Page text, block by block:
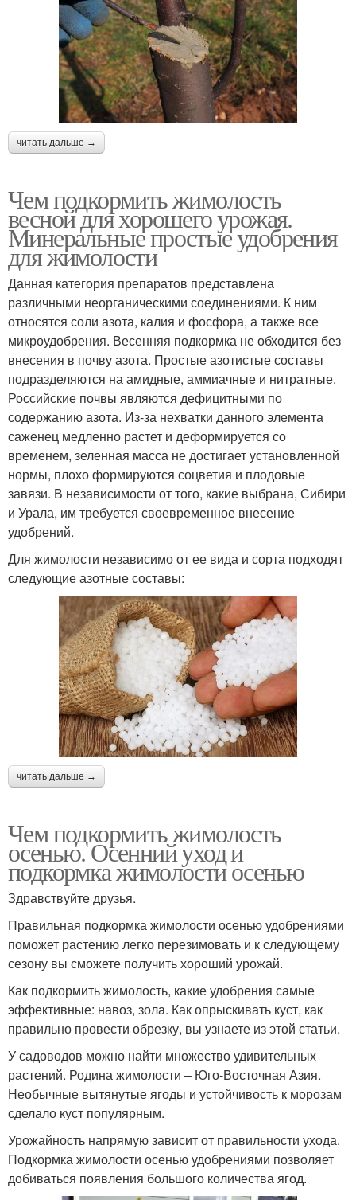
читать дальше →
Чем подкормить жимолость
весной для хорошего урожая.
Минеральные простые удобрения
для жимолости
Данная категория препаратов представлена
различными неорганическими соединениями. К ним
относятся соли азота, калия и фосфора, а также все
микроудобрения. Весенняя подкормка не обходится без
внесения в почву азота. Простые азотистые составы
подразделяются на амидные, аммиачные и нитратные.
Российские почвы являются дефицитными по
содержанию азота. Из-за нехватки данного элемента
саженец медленно растет и деформируется со
временем, зеленная масса не достигает установленной
нормы, плохо формируются соцветия и плодовые
завязи. В независимости от того, какие выбрана, Сибири
и Урала, им требуется своевременное внесение
удобрений.
Для жимолости независимо от ее вида и сорта подходят
следующие азотные составы:
читать дальше →
Чем подкормить жимолость
осенью. Осенний уход и
подкормка жимолости осенью
Здравствуйте друзья.
Правильная подкормка жимолости осенью удобрениями
поможет растению легко перезимовать и к следующему
сезону вы сможете получить хороший урожай.
Как подкормить жимолость, какие удобрения самые
эффективные: навоз, зола. Как опрыскивать куст, как
правильно провести обрезку, вы узнаете из этой статьи.
У садоводов можно найти множество удивительных
растений. Родина жимолости – Юго-Восточная Азия.
Необычные вытянутые ягоды и устойчивость к морозам
сделало куст популярным.
Урожайность напрямую зависит от правильности ухода.
Подкормка жимолости осенью удобрениями позволяет
добиваться появления большого количества ягод.